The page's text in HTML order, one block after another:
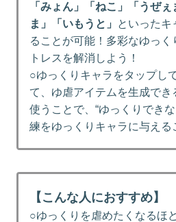
「みょん」「ねこ」「うぜ
ま」「いもうと」 といったキ
ることが可能！多彩なゆっく
トレスを解消しよう！
○ゆっくりキャラをタップし
て、ゆ虐アイテムを生成でき
使うことで、“ゆっくりでき
練をゆっくりキャラに与える
【こんな人におすすめ】
○ゆっくりを虐めたくなるほ